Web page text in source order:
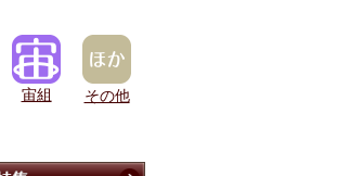
宙組 その他